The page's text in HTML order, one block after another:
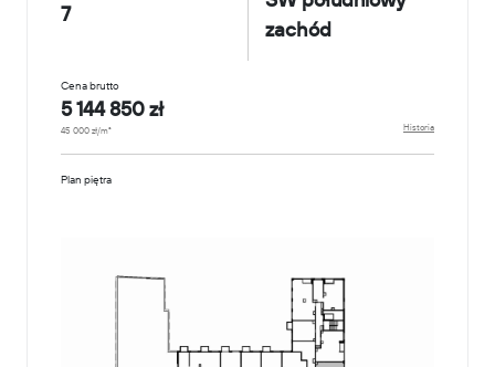
7
zachód
Cena brutto
5 144 850 zł
45 000 zł/m² Historia
Plan piętra